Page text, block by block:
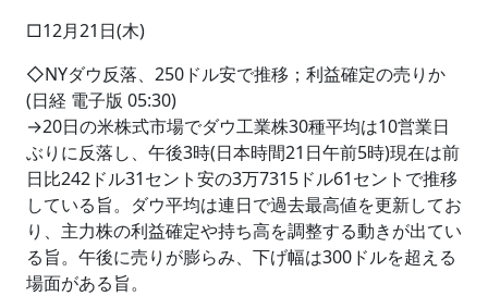
□12月21日(木)
◇NYダウ反落、250ドル安で推移；利益確定の売りか
(日経 電子版 05:30)
→20日の米株式市場でダウ工業株30種平均は10営業日
ぶりに反落し、午後3時(日本時間21日午前5時)現在は前
日比242ドル31セント安の3万7315ドル61セントで推移
している旨。ダウ平均は連日で過去最高値を更新してお
り、主力株の利益確定や持ち高を調整する動きが出てい
る旨。午後に売りが膨らみ、下げ幅は300ドルを超える
場面がある旨。